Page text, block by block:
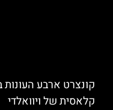
קונצרט ארבע העונות
קלאסית של ויוואלדי